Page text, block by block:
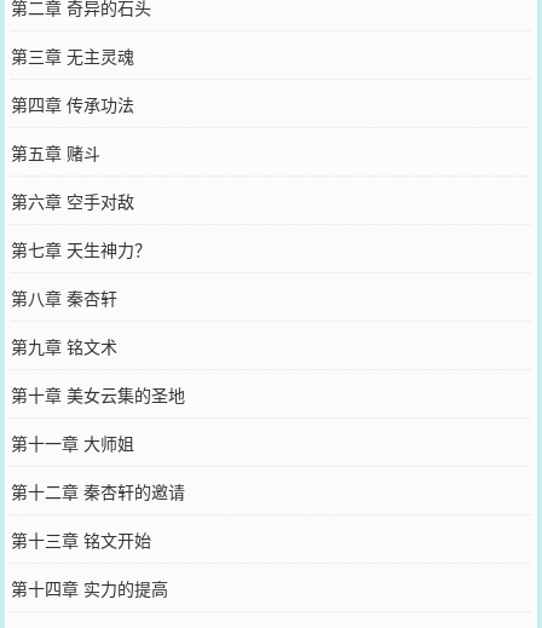
第二章 奇异的石头
第三章 无主灵魂
第四章 传承功法
第五章 赌斗
第六章 空手对敌
第七章 天生神力？
第八章 秦杏轩
第九章 铭文术
第十章 美女云集的圣地
第十一章 大师姐
第十二章 秦杏轩的邀请
第十三章 铭文开始
第十四章 实力的提高